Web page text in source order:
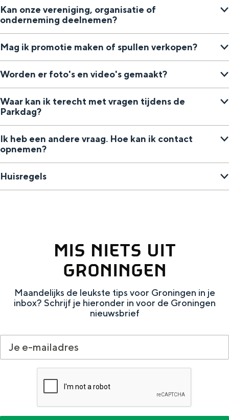
Kan onze vereniging, organisatie of
onderneming deelnemen?
Mag ik promotie maken of spullen verkopen?
Worden er foto's en video's gemaakt?
Waar kan ik terecht met vragen tijdens de
Parkdag?
Ik heb een andere vraag. Hoe kan ik contact
opnemen?
Huisregels
MIS NIETS UIT
GRONINGEN
Maandelijks de leukste tips voor Groningen in je
inbox? Schrijf je hieronder in voor de Groningen
nieuwsbrief